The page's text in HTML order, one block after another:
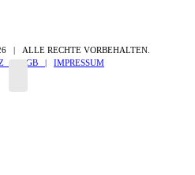
| ALLE RECHTE VORBEHALTEN.
| AGB | IMPRESSUM